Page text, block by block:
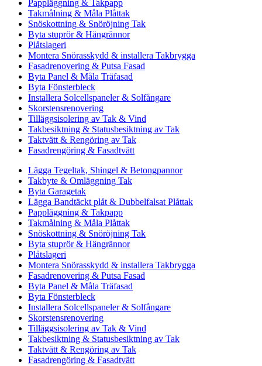
Pappläggning & Takpapp
Takmålning & Måla Plåttak
Snöskottning & Snöröjning Tak
Byta stuprör & Hängrännor
Plåtslageri
Montera Snörasskydd & installera Takbrygga
Fasadrenovering & Putsa Fasad
Byta Panel & Måla Träfasad
Byta Fönsterbleck
Installera Solcellspaneler & Solfångare
Skorstensrenovering
Tilläggsisolering av Tak & Vind
Takbesiktning & Statusbesiktning av Tak
Taktvätt & Rengöring av Tak
Fasadrengöring & Fasadtvätt
Lägga Tegeltak, Shingel & Betongpannor
Takbyte & Omläggning Tak
Byta Garagetak
Lägga Bandtäckt plåt & Dubbelfalsat Plåttak
Pappläggning & Takpapp
Takmålning & Måla Plåttak
Snöskottning & Snöröjning Tak
Byta stuprör & Hängrännor
Plåtslageri
Montera Snörasskydd & installera Takbrygga
Fasadrenovering & Putsa Fasad
Byta Panel & Måla Träfasad
Byta Fönsterbleck
Installera Solcellspaneler & Solfångare
Skorstensrenovering
Tilläggsisolering av Tak & Vind
Takbesiktning & Statusbesiktning av Tak
Taktvätt & Rengöring av Tak
Fasadrengöring & Fasadtvätt